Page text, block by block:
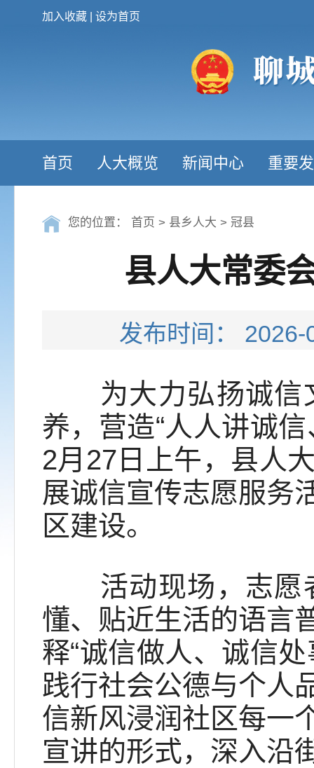
加入收藏 设为首页
首页 人大概览 新闻中心 重要
您的位置： 首页 > 县乡人大 > 冠县
县人大常委
发布时间：
为大力弘扬诚信文
养，营造“人人讲诚
2月27日上午，县人
展诚信宣传志愿服务
区建设。
活动现场，志愿者
懂、贴近生活的语言
释“诚信做人、诚信
践行社会公德与个人
信新风浸润社区每一
宣讲的形式，深入沿